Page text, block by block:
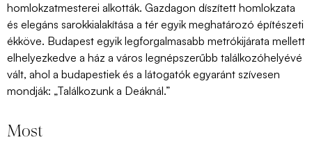
homlokzatmesterei alkották. Gazdagon díszített homlokzata
és elegáns sarokkialakítása a tér egyik meghatározó építészeti
ékköve. Budapest egyik legforgalmasabb metrókijárata mellett
elhelyezkedve a ház a város legnépszerűbb találkozóhelyévé
vált, ahol a budapestiek és a látogatók egyaránt szívesen
mondják: „Találkozunk a Deáknál.”
Most